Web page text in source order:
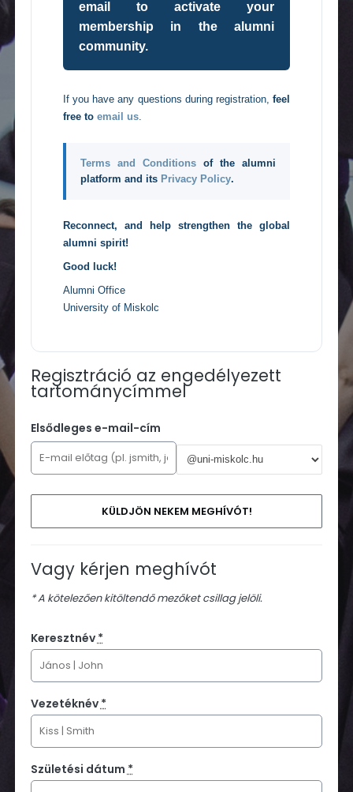
email to activate your
membership in the alumni
community.
If you have any questions during registration,feel
free to email us.
Terms and Conditionsof the alumni
platform and its Privacy Policy.
Reconnect, and help strengthen the global
alumni spirit!
Good luck!
Alumni Office
University of Miskolc
Regisztráció az engedélyezett
tartománycímmel
Elsődleges e-mail-cím
Vagy kérjen meghívót
* A kötelezően kitöltendő mezőket csillag jelöli.
Keresztnév*
Vezetéknév*
Születési dátum*